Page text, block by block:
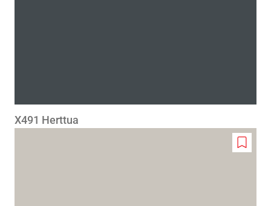
X491 Herttua
Add